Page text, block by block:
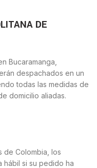
DE
Bucaramanga,
despachados en un
todas las medidas de
domicilio aliadas.
de Colombia, los
hábil si su pedido ha